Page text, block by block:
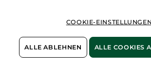
Lieferung zwischen dem 11/08 und
100 % zufrieden oder Geld zurück
COOKIE-EINSTELLUNGEN
ALLE ABLEHNEN ALLE COOKIES